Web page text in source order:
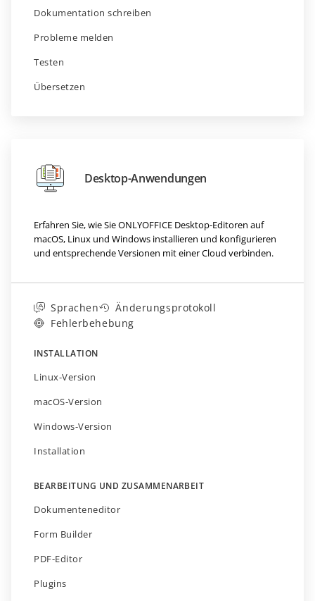
Dokumentation schreiben
Probleme melden
Testen
Übersetzen
Desktop-Anwendungen
Erfahren Sie, wie Sie ONLYOFFICE Desktop-Editoren auf
macOS, Linux und Windows installieren und konfigurieren
und entsprechende Versionen mit einer Cloud verbinden.
Sprachen
Änderungsprotokoll
Fehlerbehebung
INSTALLATION
Linux-Version
macOS-Version
Windows-Version
Installation
BEARBEITUNG UND ZUSAMMENARBEIT
Dokumenteneditor
Form Builder
PDF-Editor
Plugins